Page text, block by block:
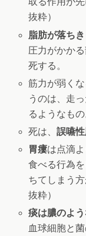
抜粋）
脂肪が落ち
圧力がかか
死する。
筋力が弱く
うのは、走
るようなもの
死は、誤嚥
胃瘻は点滴
食べる行為
ちてしまう
抜粋）
痰は膿のよ
血球細胞と